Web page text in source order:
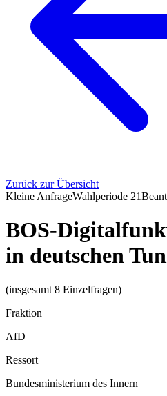
Zurück zur Übersicht
Kleine AnfrageWahlperiode 21
BOS-
in deutschen
(insgesamt 8 Einzelfragen)
Fraktion
AfD
Ressort
Bundesministerium des Innern